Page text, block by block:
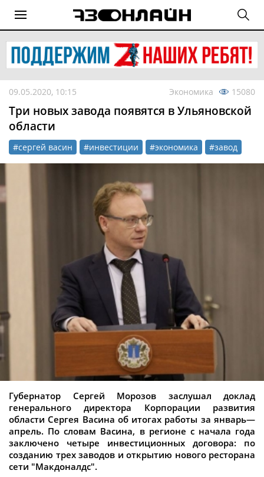
09.05.2020, 10:15 Экономика 15080
Три новых завода появятся в Ульяновской
области
#сергей васин #инвестиции #экономика #завод
Губернатор Сергей Морозов заслушал доклад
генерального директора Корпорации развития
области Сергея Васина об итогах работы за январь—
апрель. По словам Васина, в регионе с начала года
заключено четыре инвестиционных договора: по
созданию трех заводов и открытию нового ресторана
сети "Макдоналдс".